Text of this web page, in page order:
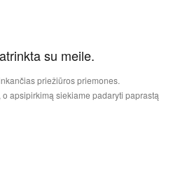
su meile.
priežiūros priemones.
apsipirkimą siekiame padaryti paprastą